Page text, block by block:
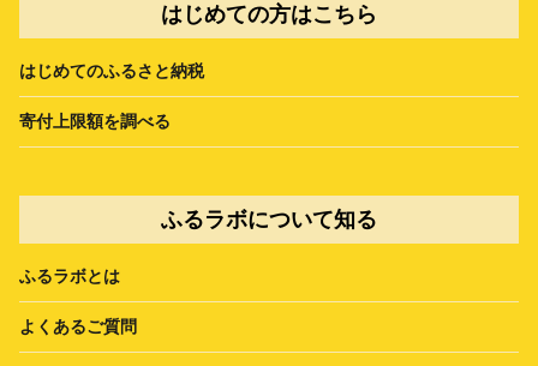
はじめての方はこちら
はじめてのふるさと納税
寄付上限額を調べる
ふるラボについて知る
ふるラボとは
よくあるご質問